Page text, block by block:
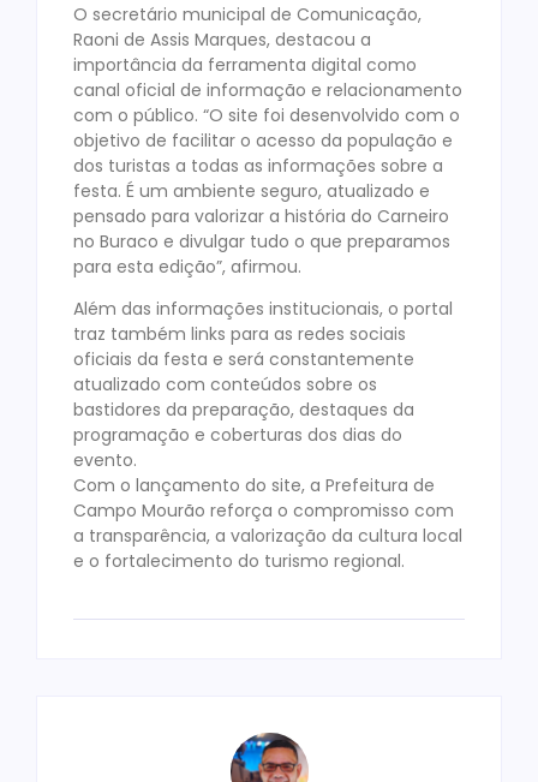
O secretário municipal de Comunicação,
Raoni de Assis Marques, destacou a
importância da ferramenta digital como
canal oficial de informação e relacionamento
com o público. “O site foi desenvolvido com o
objetivo de facilitar o acesso da população e
dos turistas a todas as informações sobre a
festa. É um ambiente seguro, atualizado e
pensado para valorizar a história do Carneiro
no Buraco e divulgar tudo o que preparamos
para esta edição”, afirmou.
Além das informações institucionais, o portal
traz também links para as redes sociais
oficiais da festa e será constantemente
atualizado com conteúdos sobre os
bastidores da preparação, destaques da
programação e coberturas dos dias do
evento.
Com o lançamento do site, a Prefeitura de
Campo Mourão reforça o compromisso com
a transparência, a valorização da cultura local
e o fortalecimento do turismo regional.